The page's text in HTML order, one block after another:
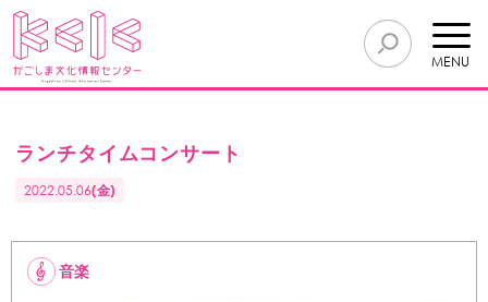
MENU
ランチタイムコンサート
2022.05.06(金)
音楽